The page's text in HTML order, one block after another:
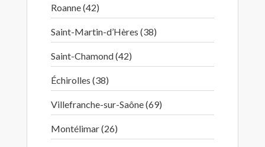
Roanne (42)
Saint-Martin-d’Hères (38)
Saint-Chamond (42)
Échirolles (38)
Villefranche-sur-Saône (69)
Montélimar (26)